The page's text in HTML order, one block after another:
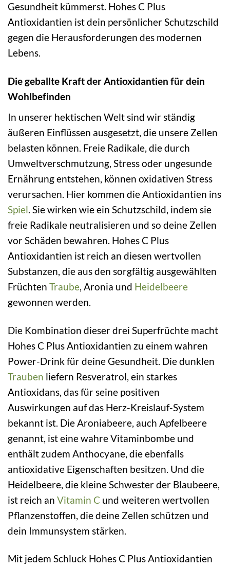
Gesundheit kümmerst. Hohes C Plus
Antioxidantien ist dein persönlicher Schutzschild
gegen die Herausforderungen des modernen
Lebens.
Die geballte Kraft der Antioxidantien für dein
Wohlbefinden
In unserer hektischen Welt sind wir ständig
äußeren Einflüssen ausgesetzt, die unsere Zellen
belasten können. Freie Radikale, die durch
Umweltverschmutzung, Stress oder ungesunde
Ernährung entstehen, können oxidativen Stress
verursachen. Hier kommen die Antioxidantien ins
Spiel . Sie wirken wie ein Schutzschild, indem sie
freie Radikale neutralisieren und so deine Zellen
vor Schäden bewahren. Hohes C Plus
Antioxidantien ist reich an diesen wertvollen
Substanzen, die aus den sorgfältig ausgewählten
Früchten Traube , Aronia und Heidelbeere
gewonnen werden.
Die Kombination dieser drei Superfrüchte macht
Hohes C Plus Antioxidantien zu einem wahren
Power-Drink für deine Gesundheit. Die dunklen
Trauben liefern Resveratrol, ein starkes
Antioxidans, das für seine positiven
Auswirkungen auf das Herz-Kreislauf-System
bekannt ist. Die Aroniabeere, auch Apfelbeere
genannt, ist eine wahre Vitaminbombe und
enthält zudem Anthocyane, die ebenfalls
antioxidative Eigenschaften besitzen. Und die
Heidelbeere, die kleine Schwester der Blaubeere,
ist reich an Vitamin C und weiteren wertvollen
Pflanzenstoffen, die deine Zellen schützen und
dein Immunsystem stärken.
Mit jedem Schluck Hohes C Plus Antioxidantien